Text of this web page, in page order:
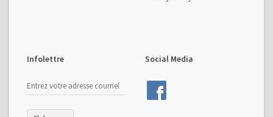
Infolettre Social Media